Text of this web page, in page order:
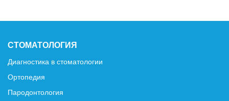
СТОМАТОЛОГИЯ
Диагностика в стоматологии
Ортопедия
Пародонтология